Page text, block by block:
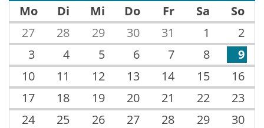
Mo Di Mi Do Fr Sa
So
27
28 29 30 31 1
2
3
4 5 6 7 8
9
10
11 12 13 14 15
16
17
18 19 20 21 22
23
24
25 26 27 28 29
30